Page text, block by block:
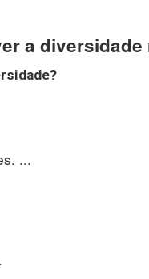
a diversidade
?
...